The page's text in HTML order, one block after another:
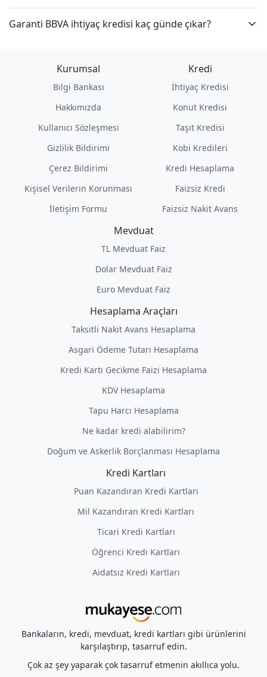
Garanti BBVA ihtiyaç kredisi kaç günde çıkar?
Kurumsal
Bilgi Bankası
Hakkımızda
Kullanıcı Sözleşmesi
Gizlilik Bildirimi
Çerez Bildirimi
Kişisel Verilerin Korunması
İletişim Formu
Kredi
İhtiyaç Kredisi
Konut Kredisi
Taşıt Kredisi
Kobi Kredileri
Kredi Hesaplama
Faizsiz Kredi
Faizsiz Nakit Avans
Mevduat
TL Mevduat Faiz
Dolar Mevduat Faiz
Euro Mevduat Faiz
Hesaplama Araçları
Taksitli Nakit Avans Hesaplama
Asgari Ödeme Tutarı Hesaplama
Kredi Kartı Gecikme Faizi Hesaplama
KDV Hesaplama
Tapu Harcı Hesaplama
Ne kadar kredi alabilirim?
Doğum ve Askerlik Borçlanması Hesaplama
Kredi Kartları
Puan Kazandıran Kredi Kartları
Mil Kazandıran Kredi Kartları
Ticari Kredi Kartları
Öğrenci Kredi Kartları
Aidatsız Kredi Kartları
Bankaların, kredi, mevduat, kredi kartları gibi ürünlerini
karşılaştırıp, tasarruf edin.
Çok az şey yaparak çok tasarruf etmenin akıllıca yolu.